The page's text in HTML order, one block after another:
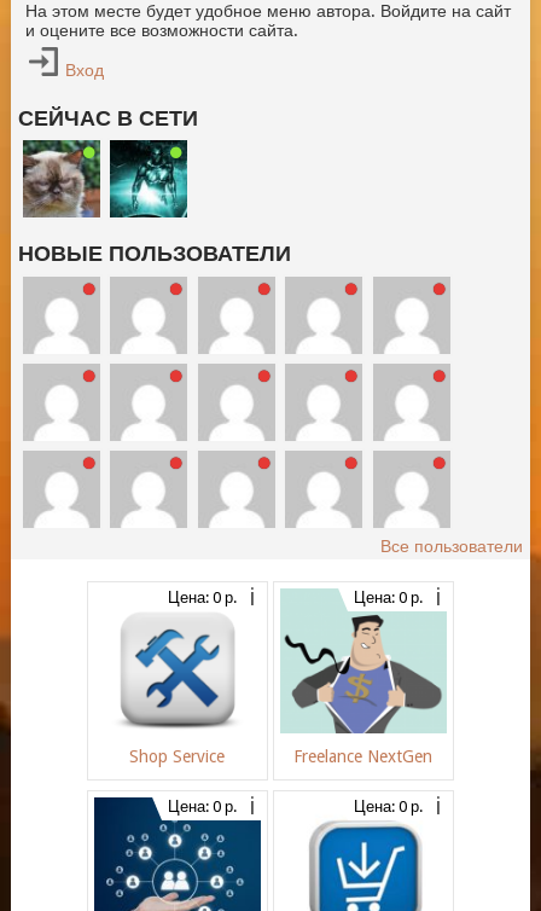
На этом месте будет удобное меню автора. Войдите на сайт
и оцените все возможности сайта.
Вход
СЕЙЧАС В СЕТИ
НОВЫЕ ПОЛЬЗОВАТЕЛИ
Все пользователи
Цена: 0 р.
Shop Service
Цена: 0 р.
Freelance NextGen
Цена: 0 р. Цена: 0 р.